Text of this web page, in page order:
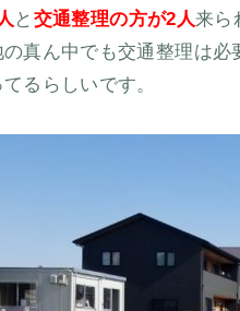
と 交通整理の方が2人来ら
真ん中でも交通整理は必
るらしいです。